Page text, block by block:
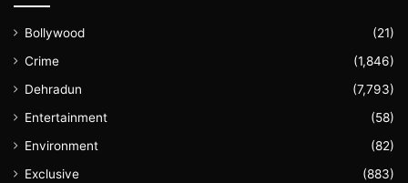
Bollywood
(21)
Crime
(1,846)
Dehradun
(7,793)
Entertainment
(58)
Environment
(82)
Exclusive
(883)